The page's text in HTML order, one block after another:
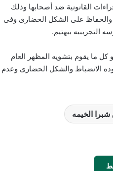
القانونية ضد أصحابها وذلك
والحفاظ على الشكل الحضارى وفى
التجريبيه ببهتيم.
كل ما يقوم بتشويه المظهر العام
الانضباط والشكل الحضارى وعدم
الخيمه